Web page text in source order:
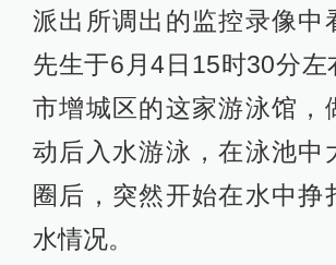
派出所调出的监控录像中
先生于6月4日15时30分左
市增城区的这家游泳馆，
动后入水游泳，在泳池中
圈后，突然开始在水中挣
水情况。